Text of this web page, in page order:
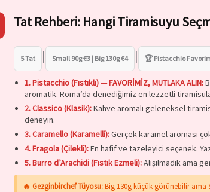
Tat Rehberi: Hangi Tiramisuyu
5 Tat | Small 90g €3 | Big 130g €4 | 🏆 Pistacchio
1. Pistacchio (Fıstıklı) — FAVORİMİZ, MUTLAKA ALIN:
aromatik. Roma’da denediğimiz en lezzetli
2. Classico (Klasik):Kahve aromalı geleneksel
deneyin.
3. Caramello (Karamelli):Gerçek karamel aroması
4. Fragola (Çilekli):En hafif ve tazeleyici seçenek.
5. Burro d’Arachidi (Fıstık Ezmeli):Alışılmadık ama
🔥 Gezginbirchef Tüyosu:Big 130g küçük görünebilir ama